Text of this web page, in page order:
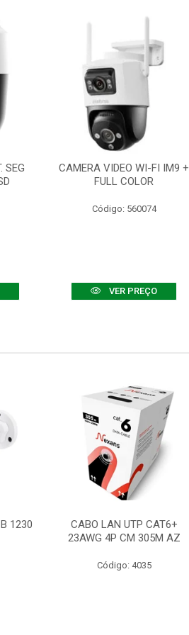
SEG
CAMERA VIDEO WI-FI IM9 +
FULL COLOR
Código: 560074
VER PREÇO
1230
CABO LAN UTP CAT6+
23AWG 4P CM 305M AZ
Código: 4035